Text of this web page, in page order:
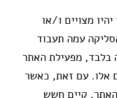
מצויים ו/או
עמה תעבוד
בלבד, מפעילת האתר
אלו. עם זאת, כאשר
האתר, קיים חשש